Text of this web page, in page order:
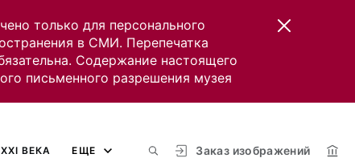
только для персонального
в СМИ. Перепечатка
Содержание настоящего
письменного разрешения музея
Заказ изображений
ВЕКА ЕЩЕ